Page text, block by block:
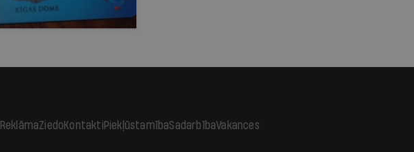
ReklāmaZiedoKontaktiPiekļūstamībaSadarbībaVakances